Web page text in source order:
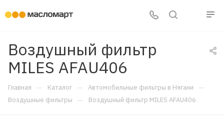
Воздушный фильтр
MILES AFAU406
Главная — Каталог — Автомобильные фильтры в Нягани —
Воздушные фильтры — Воздушный фильтр MILES AFAU406